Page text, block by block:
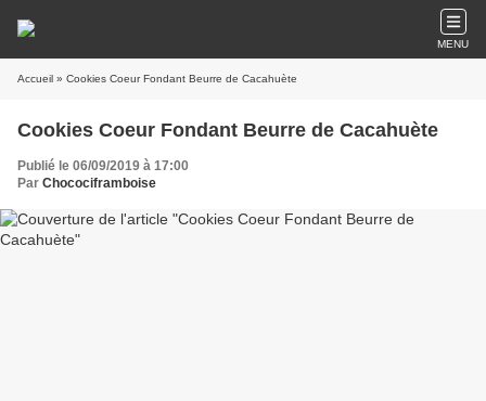
MENU
Accueil » Cookies Coeur Fondant Beurre de Cacahuète
Cookies Coeur Fondant Beurre de Cacahuète
Publié le 06/09/2019 à 17:00
Par Chocociframboise